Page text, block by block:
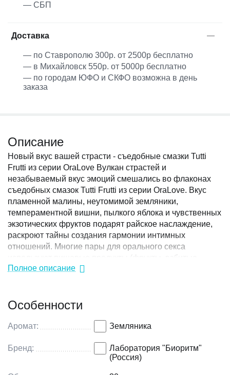
— СБП
Доставка
— по Ставрополю 300р. от 2500р бесплатно
— в Михайловск 550р. от 5000р бесплатно
— по городам ЮФО и СКФО возможна в день
заказа
Описание
Новый вкус вашей страсти - съедобные смазки Tutti
Frutti из серии OraLove Вулкан страстей и
незабываемый вкус эмоций смешались во флаконах
съедобных смазок Tutti Frutti из серии OraLove. Вкус
пламенной малины, неутомимой земляники,
темпераментной вишни, пылкого яблока и чувственных
экзотических фруктов подарят райское наслаждение,
раскроют тайны создания гармонии интимных
отношений. Многие пары для орального секса
используют пищевые продукты (фрукты, взбитые
сливки, шоколад и т.д). Такая гастрономическая
Продукция Tutti Frutti разработана специально для
нарушают баланс микрофлоры, а сохраняют его. Они
бережно позаботятся о чувствительной интимной зоне.
Подходят для использования в качестве лубриканта.
Полное описание
Особенности
Аромат: Земляника
Бренд:
Лаборатория "Биоритм"
(Россия)